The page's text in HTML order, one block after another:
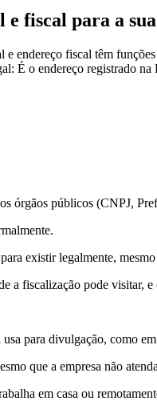
fiscal para a
e endereço fiscal têm
É o endereço registrado
órgãos públicos (CNPJ,
existir legalmente,
a fiscalização pode visitar,
para divulgação, como
que a empresa não
em casa ou